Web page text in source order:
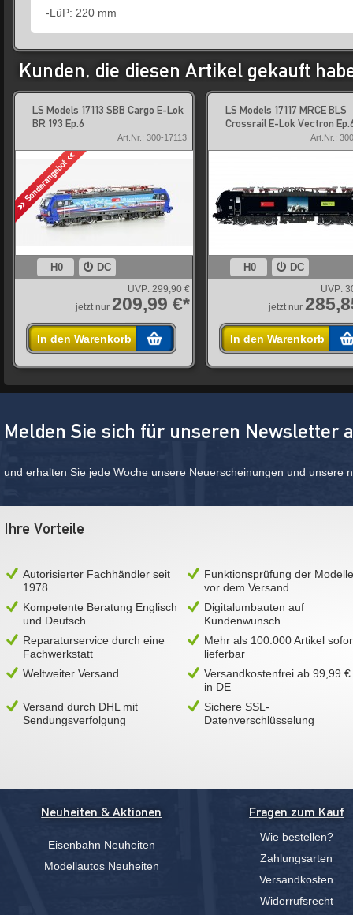
-LüP: 220 mm
Kunden, die diesen Artikel gekauft
LS Models 17113 SBB Cargo E-Lok
BR 193 Ep.6
Art.Nr.: 300-17113
H0 DC
UVP: 299,90 €
jetzt nur 209,99 €*
In den Warenkorb
LS Models 17117 MRCE BLS
Crossrail E-Lok Vectron
Art.Nr.:
H0 DC
UVP:
jetzt nur
In den Warenkorb
Melden Sie sich für unseren Newsletter
und erhalten Sie jede Woche unsere Neuerscheinungen und unsere
Ihre Vorteile
Autorisierter Fachhändler seit
1978
Funktionsprüfung der Modelle
vor dem Versand
Kompetente Beratung Englisch
und Deutsch
Digitalumbauten auf
Kundenwunsch
Reparaturservice durch eine
Fachwerkstatt
Mehr als 100.000 Artikel
lieferbar
Weltweiter Versand
Versandkostenfrei ab 99,99 €
in DE
Versand durch DHL mit
Sendungsverfolgung
Sichere SSL-
Datenverschlüsselung
Neuheiten & Aktionen
Eisenbahn Neuheiten
Modellautos Neuheiten
Fragen zum Kauf
Wie bestellen?
Zahlungsarten
Versandkosten
Widerrufsrecht